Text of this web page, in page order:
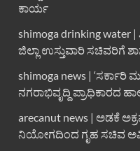
ಕಾರ್ಯ
shimoga drinking water
ಜಿಲ್ಲಾ ಉಸ್ತುವಾರಿ ಸಚಿವರಿಗೆ
shimoga news | ‘ಸರ್ಕಾರಿ
ನಗರಾಭಿವೃದ್ದಿ ಪ್ರಾಧಿಕಾರದ
arecanut news | ಅಡಕೆ
ನಿಯೋಗದಿಂದ ಗೃಹ ಸಚಿವ